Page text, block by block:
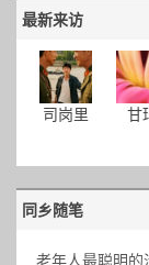
最新来访
司岗里 甘
同乡随笔
老年人最聪明的